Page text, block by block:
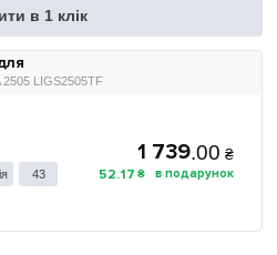
в 1 клік
2505 LIGS2505TF
43
1 739.00 ₴
52.17 ₴